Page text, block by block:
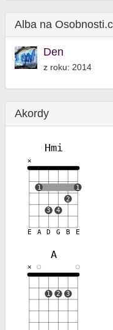
Alba na
Den
z roku: 2014
Akordy
Hmi
E A D G B E
✕
1
3 4
2
1
A
✕
1 2 3